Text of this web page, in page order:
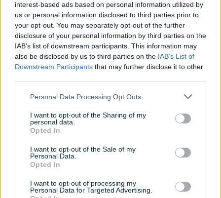
interest-based ads based on personal information utilized by
us or personal information disclosed to third parties prior to
your opt-out. You may separately opt-out of the further
disclosure of your personal information by third parties on the
IAB’s list of downstream participants. This information may
also be disclosed by us to third parties on the IAB’s List of
Downstream Participants that may further disclose it to other
Personal Data Processing Opt Outs
I want to opt-out of the Sharing of my
personal data.
Opted In
I want to opt-out of the Sale of my
Personal Data.
Opted In
I want to opt-out of processing my
Personal Data for Targeted Advertising.
PIK SHOP
BAZEN HIDROMASAŽNI
28426NP
1.550 KM
PIK SHOP
BAZEN HIDROMASAŽNI
201x201x71CM 28458
Novo